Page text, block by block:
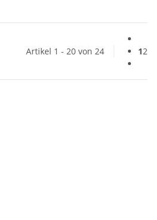
Artikel 1 - 20 von 24 12